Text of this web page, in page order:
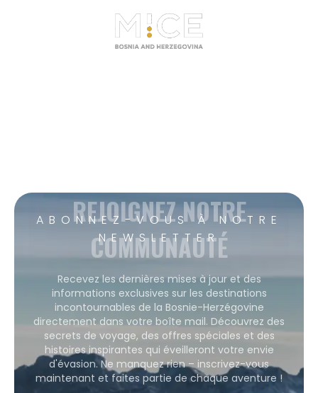
ABONNEZ-VOUS À NOTRE
NEWSLETTER
REJOIGNEZ NOTRE
COMMUNAUTÉ
Recevez les dernières mises à jour et des
informations exclusives sur les destinations
incontournables de la Bosnie-Herzégovine
directement dans votre boîte mail. Découvrez des
secrets de voyage, des offres spéciales et des
histoires inspirantes qui éveilleront votre envie
d'évasion. Ne manquez rien – inscrivez-vous
maintenant et faites partie de chaque aventure !